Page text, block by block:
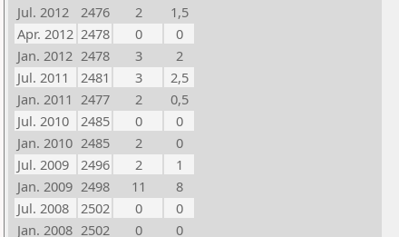
Jul. 2012
2476 2
1,5
Apr. 2012 2478 0
0
Jan. 2012 2478 3
2
Jul. 2011
2481 3
2,5
Jan. 2011 2477 2
0,5
Jul. 2010
2485 0
0
Jan. 2010 2485 2
0
Jul. 2009
2496 2
1
Jan. 2009 2498 11
8
Jul. 2008
2502 0
0
Jan. 2008 2502 0 0